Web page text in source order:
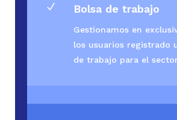
N Bolsa de trabajo
Gestionamos en
los usuarios registrado
de trabajo para el